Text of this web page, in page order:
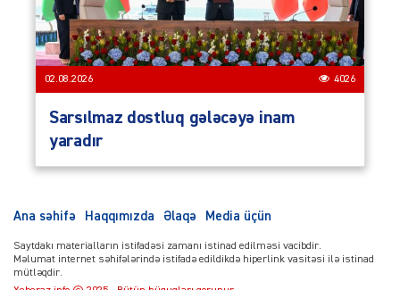
02.08.2026 4026
Sarsılmaz dostluq gələcəyə inam
yaradır
Ana səhifə Haqqımızda Əlaqə Media üçün
Saytdakı materialların istifadəsi zamanı istinad edilməsi vacibdir.
Məlumat internet səhifələrində istifadə edildikdə hiperlink vasitəsi ilə istinad
mütləqdir.